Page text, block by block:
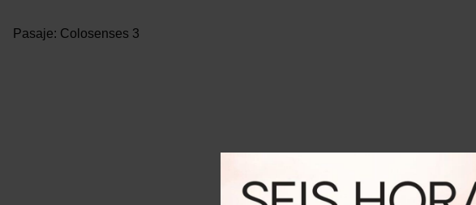
Pasaje: Colosenses 3